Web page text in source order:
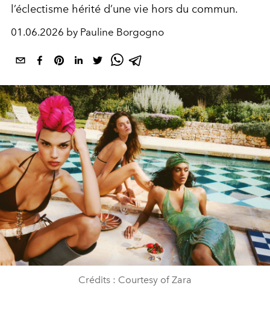
l’éclectisme hérité d’une vie hors du commun.
01.06.2026 by Pauline Borgogno
Crédits : Courtesy of Zara